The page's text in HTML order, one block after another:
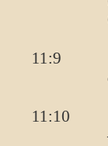
11:9
11:10